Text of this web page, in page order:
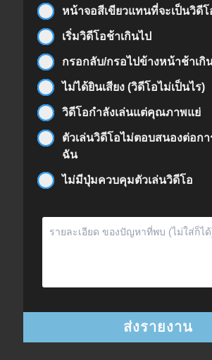
หน้าจอสีเขียวแทนที่จะเป็นวิดีโ
เริ่มวิดีโอช้าเกินไป
กรอกลับ/กรอไปข้างหน้าช้าเกิ
ไม่ได้ยินเสียง (วิดีโอไม่เป็นไร)
วิดีโอกำลังเล่นแต่คุณภาพแย่
ตัวเล่นวิดีโอไม่ตอบสนองต่อก
ฉัน
ไม่มีปุ่มควบคุมตัวเล่นวิดีโอ